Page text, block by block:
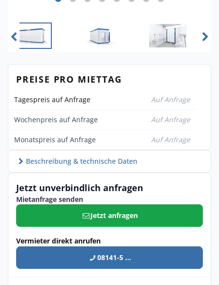
PREISE PRO MIETTAG
Tagespreis auf Anfrage Auf Anfrage
Wochenpreis auf Anfrage Auf Anfrage
Monatspreis auf Anfrage Auf Anfrage
Beschreibung & technische Daten
Jetzt unverbindlich anfragen
Mietanfrage senden
Jetzt anfragen
Vermieter direkt anrufen
08141-5 ...